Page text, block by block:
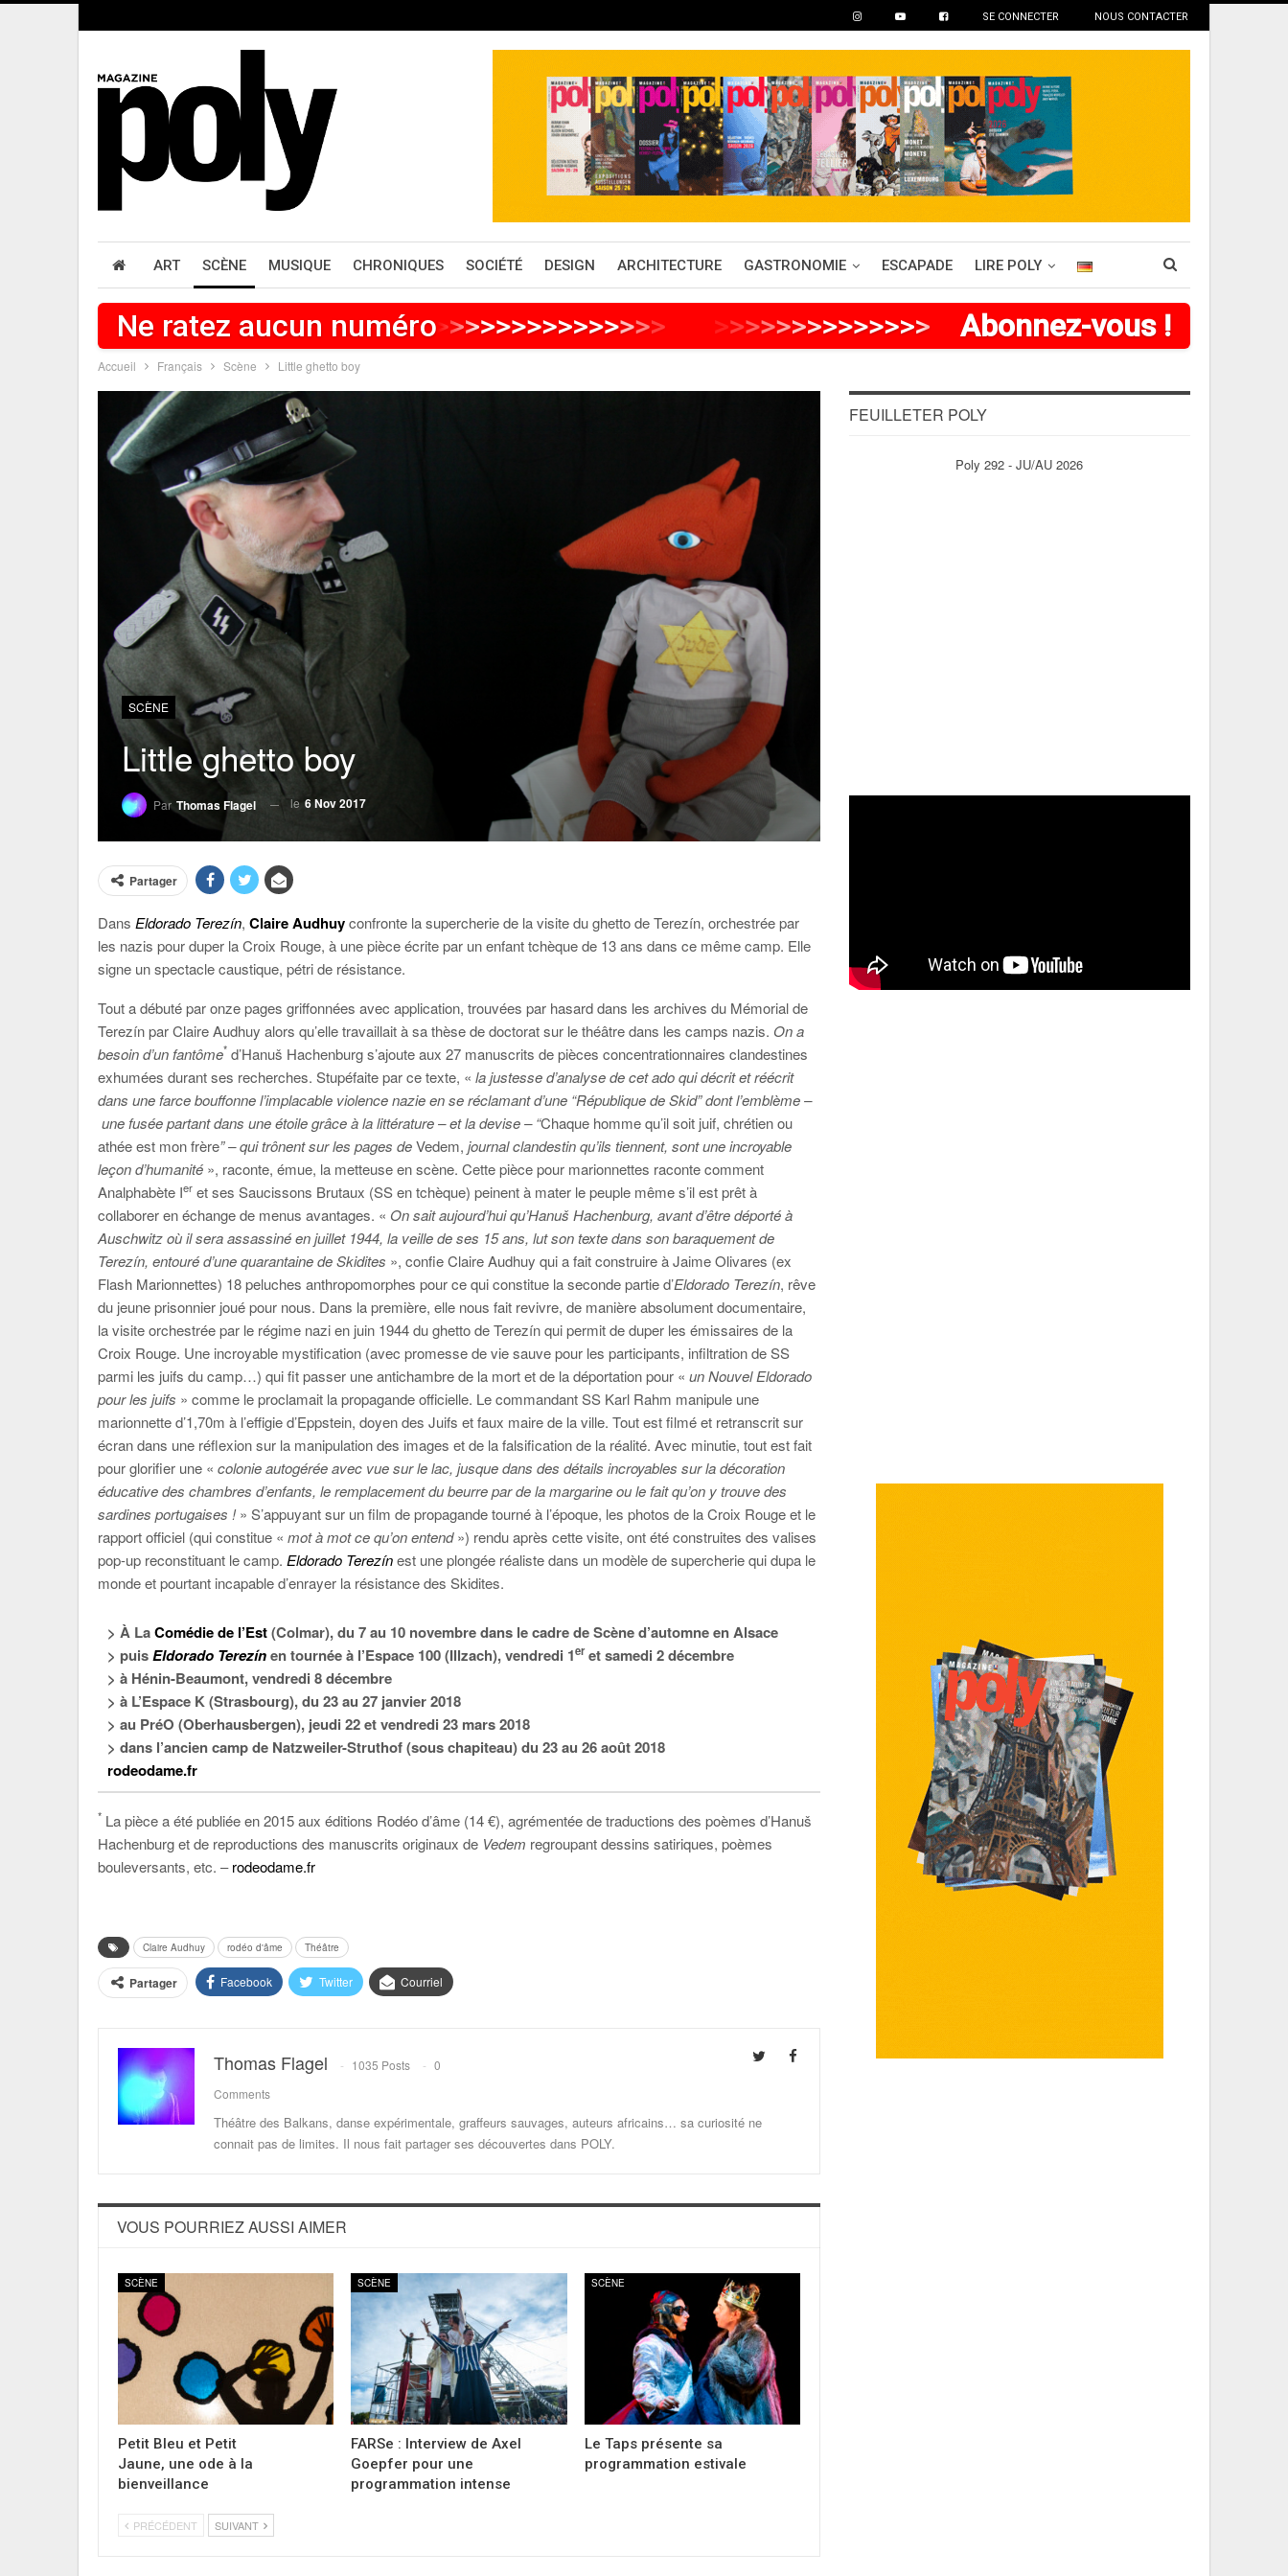
SE CONNECTER NOUS CONTACTER
ART SCÈNE MUSIQUE CHRONIQUES SOCIÉTÉ DESIGN ARCHITECTURE GASTRONOMIE ESCAPADE LIRE POLY
Ne ratez aucun numéro>>>>>>>>>>>>>>> >>>>>>>> >>>>> Abonnez-vous !
Accueil Français Scène Little ghetto boy
SCÈNE
Little ghetto boy
Par Thomas Flagel le 6 Nov 2017
Partager
Dans Eldorado Terezín, Claire Audhuyconfronte la supercherie de la visite du ghetto de Terezín, orchestrée par
les nazis pour duper la Croix Rouge, à une pièce écrite par un enfant tchèque de 13 ans dans ce même camp. Elle
signe un spectacle caustique, pétri de résistance.
Tout a débuté par onze pages griffonnées avec application, trouvées par hasard dans les archives du Mémorial de
Terezín par Claire Audhuy alors qu’elle travaillait à sa thèse de doctorat sur le théâtre dans les camps nazis. On a
besoin d’un fantôme* d’Hanuš Hachenburg s’ajoute aux 27 manuscrits de pièces concentrationnaires clandestines
exhumées durant ses recherches. Stupéfaite par ce texte, « la justesse d’analyse de cet ado qui décrit et réécrit
dans une farce bouffonne l’implacable violence nazie en se réclamant d’une “République de Skid” dont l’emblème –
une fusée partant dans une étoile grâce à la littérature – et la devise – “Chaque homme qu’il soit juif, chrétien ou
athée est mon frère” – qui trônent sur les pages deVedem, journal clandestin qu’ils tiennent, sont une incroyable
leçon d’humanité », raconte, émue, la metteuse en scène. Cette pièce pour marionnettes raconte comment
Analphabète Ier et ses Saucissons Brutaux (SS en tchèque) peinent à mater le peuple même s’il est prêt à
collaborer en échange de menus avantages. « On sait aujourd’hui qu’Hanuš Hachenburg, avant d’être déporté à
Auschwitz où il sera assassiné en juillet 1944, la veille de ses 15 ans, lut son texte dans son baraquement de
Terezín, entouré d’une quarantaine de Skidites », confie Claire Audhuy qui a fait construire à Jaime Olivares (ex
Flash Marionnettes) 18 peluches anthropomorphes pour ce qui constitue la seconde partie d’Eldorado Terezín, rêve
du jeune prisonnier joué pour nous. Dans la première, elle nous fait revivre, de manière absolument documentaire,
la visite orchestrée par le régime nazi en juin 1944 du ghetto de Terezín qui permit de duper les émissaires de la
Croix Rouge. Une incroyable mystification (avec promesse de vie sauve pour les participants, infiltration de SS
parmi les juifs du camp…) qui fit passer une antichambre de la mort et de la déportation pour « un Nouvel Eldorado
pour les juifs » comme le proclamait la propagande officielle. Le commandant SS Karl Rahm manipule une
marionnette d’1,70m à l’effigie d’Eppstein, doyen des Juifs et faux maire de la ville. Tout est filmé et retranscrit sur
écran dans une réflexion sur la manipulation des images et de la falsification de la réalité. Avec minutie, tout est fait
pour glorifier une « colonie autogérée avec vue sur le lac, jusque dans des détails incroyables sur la décoration
éducative des chambres d’enfants, le remplacement du beurre par de la margarine ou le fait qu’on y trouve des
sardines portugaises !» S’appuyant sur un film de propagande tourné à l’époque, les photos de la Croix Rouge et le
rapport officiel (qui constitue « mot à mot ce qu’on entend») rendu après cette visite, ont été construites des valises
pop-up reconstituant le camp. Eldorado Terezínest une plongée réaliste dans un modèle de supercherie qui dupa le
monde et pourtant incapable d’enrayer la résistance des Skidites.
> À LaComédie de l’Est(Colmar), du 7 au 10 novembre dans le cadre de Scène d’automne en Alsace
> puisEldorado Terezínen tournée à l’Espace 100 (Illzach), vendredi 1eret samedi 2 décembre
> à Hénin-Beaumont, vendredi 8 décembre
> à L’Espace K (Strasbourg), du 23 au 27 janvier 2018
> au PréO (Oberhausbergen), jeudi 22 et vendredi 23 mars 2018
> dans l’ancien camp de Natzweiler-Struthof (sous chapiteau) du 23 au 26 août 2018
rodeodame.fr
* La pièce a été publiée en 2015 aux éditions Rodéo d’âme (14 €), agrémentée de traductions des poèmes d’Hanuš
Hachenburg et de reproductions des manuscrits originaux de Vedem regroupant dessins satiriques, poèmes
bouleversants, etc. –rodeodame.fr
Claire Audhuy rodéo d'âme Théâtre
Partager Facebook Twitter Courriel
Thomas Flagel 1035 Posts
0
Comments
Théâtre des Balkans, danse expérimentale, graffeurs sauvages, auteurs africains… sa curiosité ne
connait pas de limites. Il nous fait partager ses découvertes dans POLY.
VOUS POURRIEZ AUSSI AIMER
SCÈNE
Petit Bleu et Petit
Jaune, une ode à la
bienveillance
SCÈNE
FARSe : Interview de Axel
Goepfer pour une
programmation intense
SCÈNE
Le Taps présente sa
programmation estivale
PRÉCÉDENT SUIVANT
FEUILLETER POLY
Poly 292 - JU/AU 2026